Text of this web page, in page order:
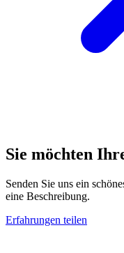
Sie möchten
Senden Sie uns ein
eine Beschreibung.
Erfahrungen teilen